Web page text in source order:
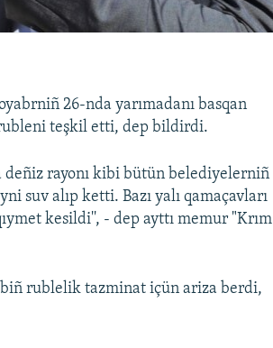
26-nda yarımadanı basqan
teşkil etti, dep bildirdi.
deñiz rayonı kibi bütün belediyelerniñ
suv alıp ketti. Bazı yalı qamaçavları
kesildi'', - dep ayttı memur "Krım
biñ rublelik tazminat içün ariza berdi,